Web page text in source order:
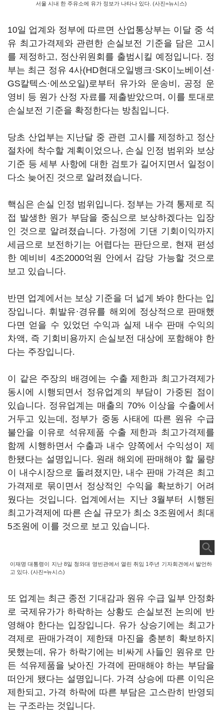
서울 시내 한 주유소에 유가 정보가 나타나 있다. (사진=뉴시스)
10일 업계와 정부에 따르면 산업통상부는 이달 중 석
유 최고가격제와 관련한 손실보전 기준을 담은 고시
를 제정하고, 정산위원회를 출범시킬 예정입니다. 정
부는 최근 정유 4사(HD현대오일뱅크·SK이노베이션·
GS칼텍스·에쓰오일)로부터 유가와 운송비, 공정 운
영비 등 원가 산정 자료를 제출받았으며, 이를 토대로
손실보전 기준을 확정한다는 방침입니다.
당초 산업부는 지난달 중 관련 고시를 제정하고 정산
절차에 착수할 계획이었으나, 손실 인정 범위와 보상
기준 등 세부 사항에 대한 검토가 길어지면서 일정이
다소 늦어진 것으로 알려졌습니다.
핵심은 손실 인정 범위입니다. 정부는 가격 통제로 직
접 발생한 원가 부담을 중심으로 보상하겠다는 입장
인 것으로 알려졌습니다. 가정에 기댄 기회이익까지
세금으로 보전하기는 어렵다는 판단으로, 현재 편성
한 예비비 4조2000억원 안에서 감당 가능할 것으로
보고 있습니다.
반면 업계에서는 보상 기준을 더 넓게 봐야 한다는 입
장입니다. 휘발유·경유를 해외에 정상적으로 판매했
다면 얻을 수 있었던 수익과 실제 내수 판매 수익의
차액, 즉 기회비용까지 손실보전 대상에 포함해야 한
다는 주장입니다.
이 같은 주장의 배경에는 수출 제한과 최고가격제가
동시에 시행되면서 정유업계의 부담이 가중된 점이
있습니다. 정유업계는 매출의 70% 이상을 수출에서
거두고 있는데, 정부가 중동 사태에 따른 원유 수급
불안을 이유로 석유제품 수출 제한과 최고가격제를
함께 시행하면서 수출과 내수 양쪽에서 수익성이 제
한됐다는 설명입니다. 원래 해외에 판매해야 할 물량
이 내수시장으로 돌려졌지만, 내수 판매 가격은 최고
가격제로 묶이면서 정상적인 수익을 확보하기 어려
웠다는 것입니다. 업계에서는 지난 3월부터 시행된
최고가격제에 따른 손실 규모가 최소 3조원에서 최대
5조원에 이를 것으로 보고 있습니다.
이재명 대통령이 지난 8일 청와대 영빈관에서 열린 취임 1주년 기자회견에서 발언하
고 있다. (사진=뉴시스)
또 업계는 최근 종전 기대감과 원유 수급 일부 안정화
로 국제유가가 하락하는 상황도 손실보전 논의에 반
영해야 한다는 입장입니다. 유가 상승기에는 최고가
격제로 판매가격이 제한돼 마진을 충분히 확보하지
못했는데, 유가 하락기에는 비싸게 사들인 원유로 만
든 석유제품을 낮아진 가격에 판매해야 하는 부담을
떠안게 됐다는 설명입니다. 가격 상승에 따른 이익은
제한되고, 가격 하락에 따른 부담은 고스란히 반영되
는 구조라는 것입니다.